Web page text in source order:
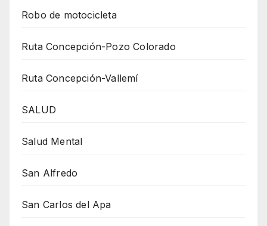
Robo de motocicleta
Ruta Concepción-Pozo Colorado
Ruta Concepción-Vallemí
SALUD
Salud Mental
San Alfredo
San Carlos del Apa